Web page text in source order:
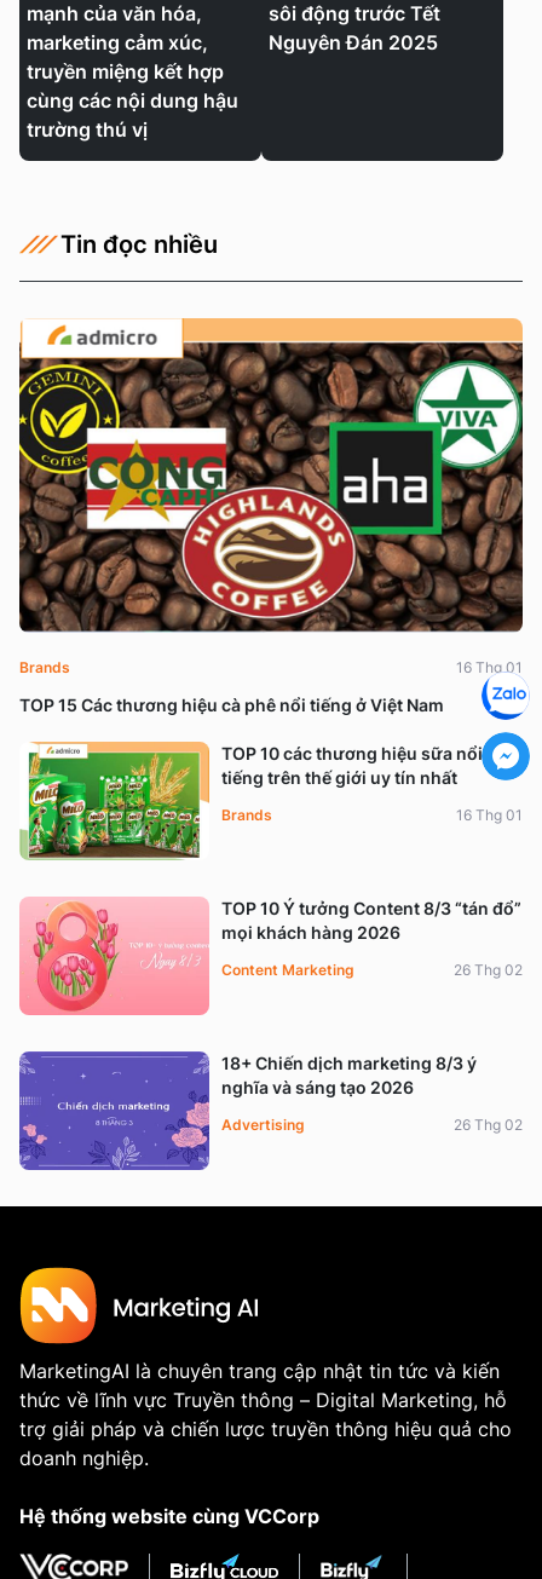
mạnh của văn hóa,
marketing cảm xúc,
truyền miệng kết hợp
cùng các nội dung hậu
trường thú vị
sôi động trước Tết
Nguyên Đán 2025
Tin đọc nhiều
TOP 15 Các thương hiệu cà phê nổi tiếng ở Việt Nam
Brands 16 Thg 01
TOP 10 các thương hiệu sữa nổi
tiếng trên thế giới uy tín nhất
Brands 16 Thg 01
TOP 10 Ý tưởng Content 8/3 “tán đổ”
mọi khách hàng 2026
Content Marketing 26 Thg 02
18+ Chiến dịch marketing 8/3 ý
nghĩa và sáng tạo 2026
Advertising 26 Thg 02
MarketingAI là chuyên trang cập nhật tin tức và kiến
thức về lĩnh vực Truyền thông – Digital Marketing, hỗ
trợ giải pháp và chiến lược truyền thông hiệu quả cho
doanh nghiệp.
Hệ thống website cùng VCCorp